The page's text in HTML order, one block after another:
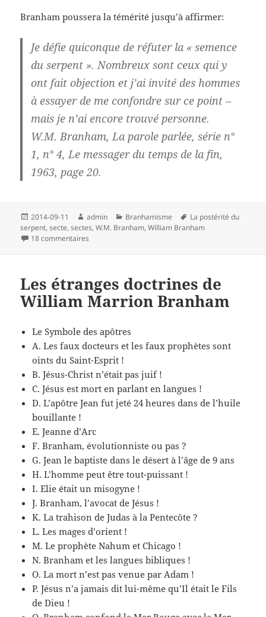
Branham poussera la témérité jusqu’à affirmer:
Je défie quiconque de réfuter la « semence
du serpent ». Nombreux sont ceux qui y
ont fait objection et j’ai invité des hommes
à essayer de me confondre sur ce point –
mais je n’ai encore trouvé personne.
W.M. Branham, La parole parlée, série n°
1, n° 4, Le messager du temps de la fin,
1963, page 20.
Publié
le
2014-09-11 Auteur
admin Catégories
Branhamisme
Mots-
clés
La postérité du
serpent,secte,sectes,W.M. Branham,William Branham
18 commentaires
Les étranges doctrines de
William Marrion Branham
Le Symbole des apôtres
A. Les faux docteurs et les faux prophètes sont
oints du Saint-Esprit !
B. Jésus-Christ n’était pas juif !
C. Jésus est mort en parlant en langues !
D. L’apôtre Jean fut jeté 24 heures dans de l’huile
bouillante !
E. Jeanne d’Arc
F. Branham, évolutionniste ou pas ?
G. Jean le baptiste dans le désert à l’âge de 9 ans
H. L’homme peut être tout-puissant !
I. Elie était un misogyne !
J. Branham, l’avocat de Jésus !
K. La trahison de Judas à la Pentecôte ?
L. Les mages d’orient !
M. Le prophète Nahum et Chicago !
N. Branham et les langues bibliques !
O. La mort n’est pas venue par Adam !
P. Jésus n’a jamais dit lui-même qu’Il était le Fils
de Dieu !